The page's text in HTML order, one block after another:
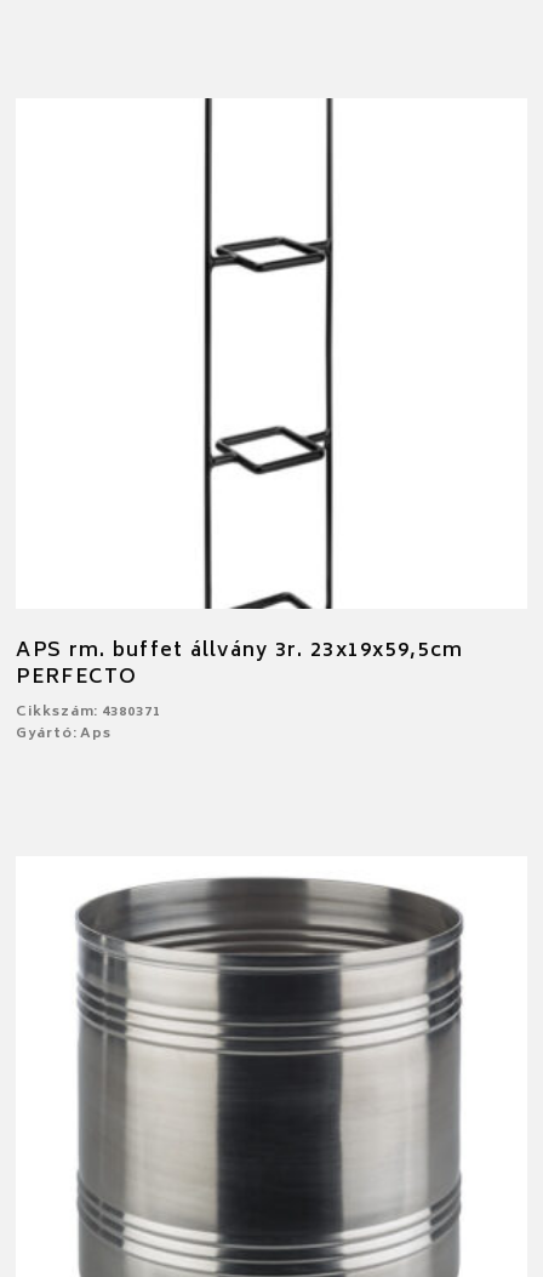
APS rm. buffet állvány 3r. 23x19x59,5cm
PERFECTO
Cikkszám: 4380371
Gyártó: Aps